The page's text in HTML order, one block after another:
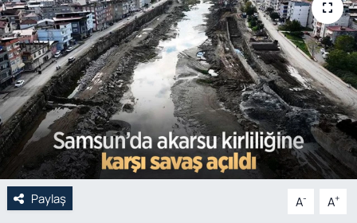
Paylaş A- A+
Gündem
Özel Haber
POLİTİKA
Siyaset
Spor
Web Tv